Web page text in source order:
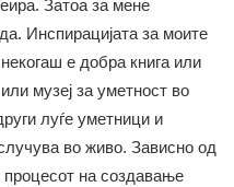
Затоа за мене
Инспирацијата за моите
е добра книга или
музеј за уметност во
луѓе уметници и
во живо. Зависно од
процесот на создавање